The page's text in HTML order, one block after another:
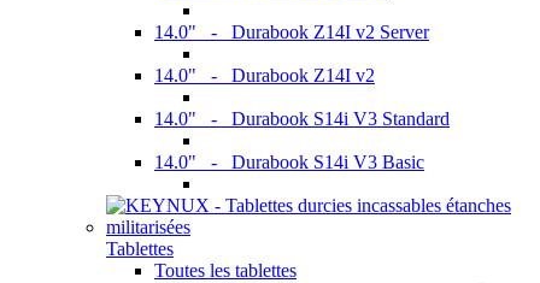
14.0" - Durabook Z14I v2 Server
14.0" - Durabook Z14I v2
14.0" - Durabook S14i V3 Standard
14.0" - Durabook S14i V3 Basic
Tablettes
Toutes les tablettes